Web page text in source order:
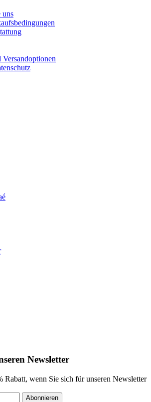
uns
Newsletter
Rabatt, wenn Sie sich für unseren Newsletter
Abonnieren